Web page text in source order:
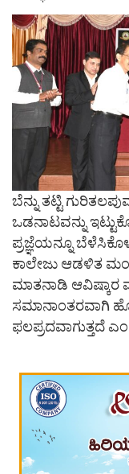
ಬೆನ್ನು ತಟ್ಟಿ
ಒಡನಾಟವನ್ನು
ಪ್ರಜ್ಞೆಯನ್ನೂ
ಕಾಲೇಜು ಆಡಳಿತ
ಮಾತನಾಡಿ ಆವಿಷ್ಕಾರ
ಸಮಾನಾಂತರವಾಗಿ
ಫಲಪ್ರದವಾಗುತ್ತದೆ